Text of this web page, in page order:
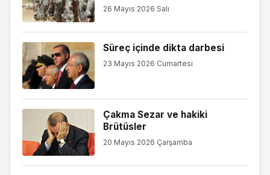
26 Mayıs 2026 Salı
Süreç içinde dikta darbesi
23 Mayıs 2026 Cumartesi
Çakma Sezar ve hakiki
Brütüsler
20 Mayıs 2026 Çarşamba